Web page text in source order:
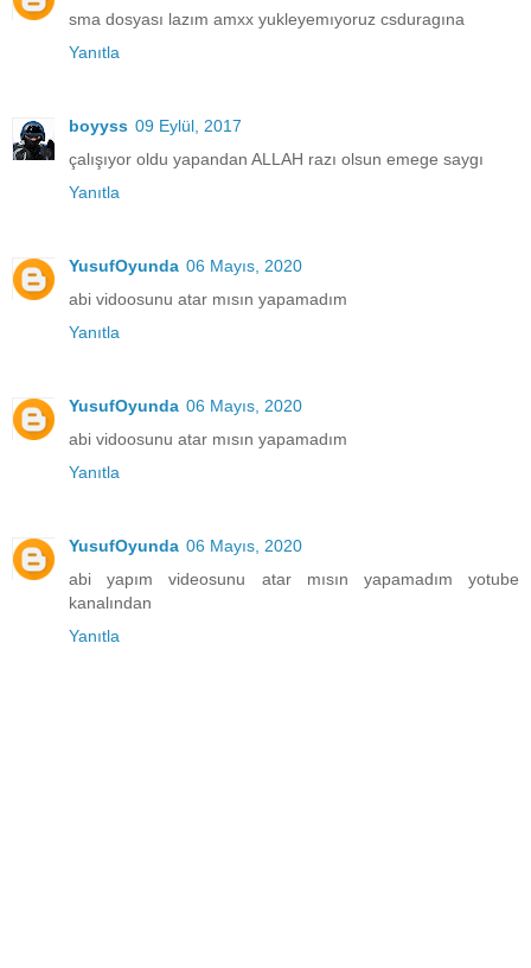
sma dosyası lazım amxx yukleyemıyoruz csduragına
Yanıtla
boyyss 09 Eylül, 2017
çalışıyor oldu yapandan ALLAH razı olsun emege saygı
Yanıtla
YusufOyunda 06 Mayıs, 2020
abi vidoosunu atar mısın yapamadım
Yanıtla
YusufOyunda 06 Mayıs, 2020
abi vidoosunu atar mısın yapamadım
Yanıtla
YusufOyunda 06 Mayıs, 2020
abi yapım videosunu atar mısın yapamadım yotube
kanalından
Yanıtla